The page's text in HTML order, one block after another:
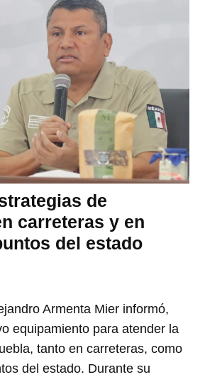
de
carreteras y en
del estado
Armenta Mier informó,
equipamiento para atender la
tanto en carreteras, como
del estado. Durante su